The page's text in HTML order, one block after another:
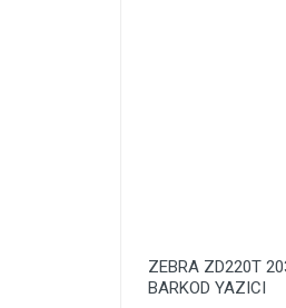
ZEBRA ZD220T
BARKOD YAZICI